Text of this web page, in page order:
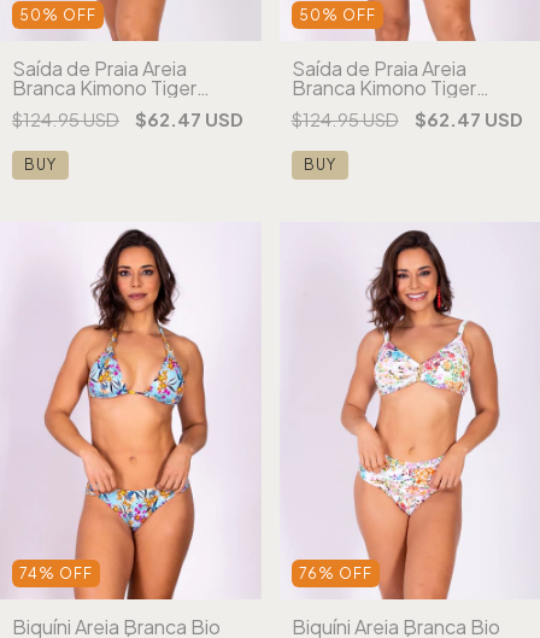
50 % OFF
Saída de Praia Areia
Branca Kimono Tiger
Estampada (cópia) (cópia)
$124.95 USD $62.47 USD
BUY
50 % OFF
Saída de Praia Areia
Branca Kimono Tiger
Estampada (cópia) (cópia)
$124.95 USD $62.47 USD
BUY
74 % OFF
Biquíni Areia Branca Bio
76 % OFF
Biquíni Areia Branca Bio